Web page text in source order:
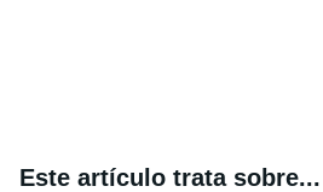
Este artículo trata sobre...